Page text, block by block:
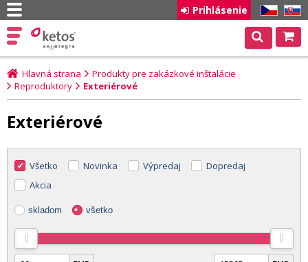
CZ SK
Prihlásenie
Hlavná strana
Produkty pre zakázkové inštalácie
Reproduktory
Exteriérové
Exteriérové
Všetko Novinka Výpredaj
Dopredaj
Akcia
skladom všetko